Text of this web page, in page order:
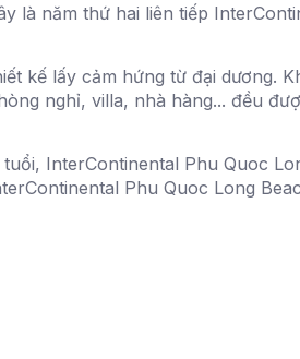
là năm thứ hai liên tiếp
kế lấy cảm hứng từ đại dương.
nghỉ, villa, nhà hàng... đều